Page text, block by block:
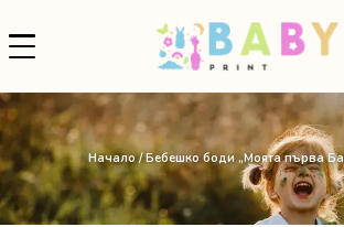
Начало/ Бебешко боди „Моята първа